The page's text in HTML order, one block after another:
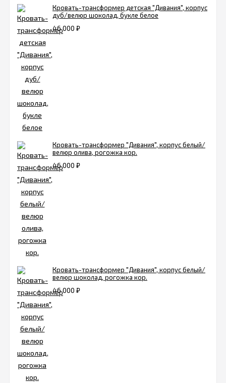
Кровать-трансформер детская "Дивания", корпус
дуб/велюр шоколад, букле белое
46 000 ₽
Кровать-трансформер "Дивания", корпус белый/
велюр олива, рогожка кор.
46 000 ₽
Кровать-трансформер "Дивания", корпус белый/
велюр шоколад, рогожка кор.
46 000 ₽